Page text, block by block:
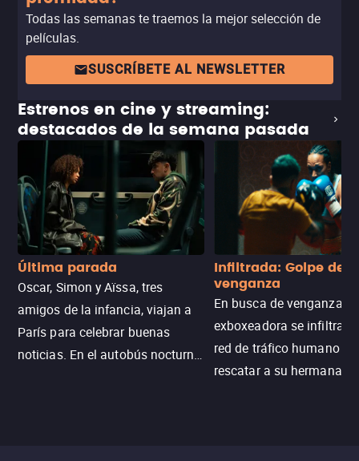
Todas las semanas te traemos la mejor selección de
películas.
SUSCRÍBETE AL NEWSLETTER
Estrenos en cine y streaming:
destacados de la semana pasada
Última parada
Oscar, Simon y Aïssa, tres
amigos de la infancia, viajan a
París para celebrar buenas
noticias. En el autobús nocturno
Infiltrada: Golpe de
venganza
En busca de venganza,
exboxeadora se infiltra
red de tráfico humano
rescatar a su hermana